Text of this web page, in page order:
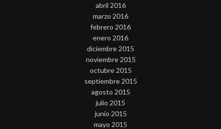
abril 2016
marzo 2016
febrero 2016
enero 2016
diciembre 2015
noviembre 2015
octubre 2015
septiembre 2015
agosto 2015
julio 2015
junio 2015
mayo 2015